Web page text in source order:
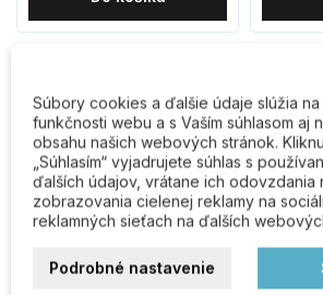
Komentáre (0)
Buďte prvý kto napíše
Súbory cookies a ďalšie údaje slúžia
funkčnosti webu a s Vaším súhlasom aj
obsahu našich webových stránok.
„Súhlasím“ vyjadrujete súhlas s
ďalších údajov, vrátane ich odovzdania
zobrazovania cielenej reklamy na
reklamných sieťach na ďalších
Podrobné nastavenie